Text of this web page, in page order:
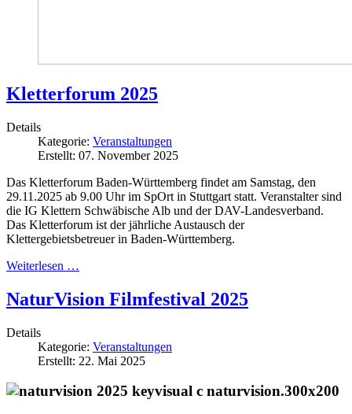
Kletterforum 2025
Details
Kategorie: Veranstaltungen
Erstellt: 07. November 2025
Das Kletterforum Baden-Württemberg findet am Samstag, den
29.11.2025 ab 9.00 Uhr im SpOrt in Stuttgart statt. Veranstalter sind
die IG Klettern Schwäbische Alb und der DAV-Landesverband.
Das Kletterforum ist der jährliche Austausch der
Klettergebietsbetreuer in Baden-Württemberg.
Weiterlesen …
NaturVision Filmfestival 2025
Details
Kategorie: Veranstaltungen
Erstellt: 22. Mai 2025